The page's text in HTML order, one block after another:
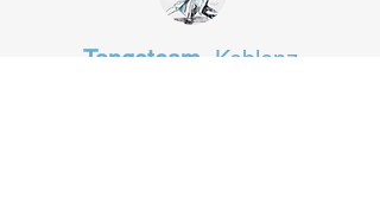
Tangoteam Koblenz